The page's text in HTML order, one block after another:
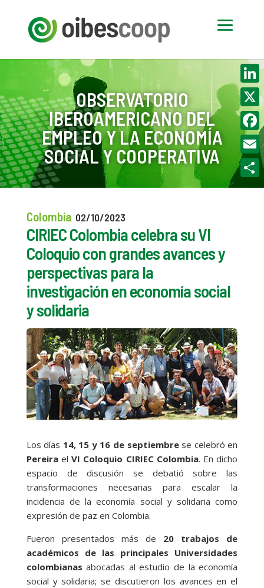
OBSERVATORIO
IBEROAMERICANO DEL
EMPLEO Y LA ECONOMÍA
SOCIAL Y COOPERATIVA
Colombia 02/10/2023
CIRIEC Colombia celebra su VI
Coloquio con grandes avances y
perspectivas para la
investigación en economía social
y solidaria
Los días 14, 15 y 16 de septiembrese celebró en
PereiraelVI Coloquio CIRIEC Colombia. En dicho
espacio de discusión se debatió sobre las
transformaciones necesarias para escalar la
incidencia de la economía social y solidaria como
expresión de paz en Colombia.
Fueron presentados más de 20 trabajos de
académicos de las principales Universidades
colombianas abocadas al estudio de la economía
social y solidaria; se discutieron los avances en el
X
Email